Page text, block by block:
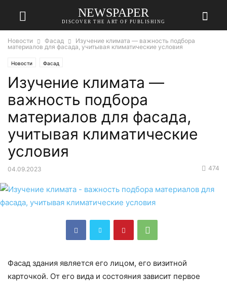
NEWSPAPER
DISCOVER THE ART OF PUBLISHING
Новости Фасад
Изучение климата — важность подбора
материалов для фасада, учитывая климатические условия
Новости Фасад
Изучение климата —
важность подбора
материалов для фасада,
учитывая климатические
условия
04.09.2023 474
Фасад здания является его лицом, его визитной
карточкой. От его вида и состояния зависит первое